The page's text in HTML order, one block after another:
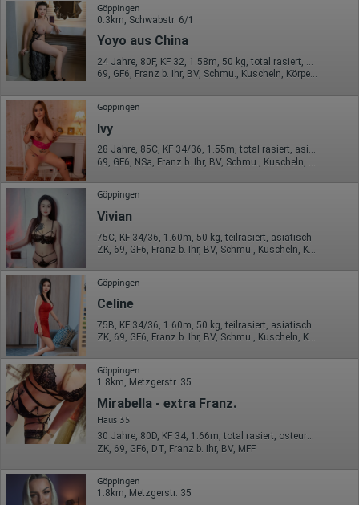
Göppingen
0.3km, Schwabstr. 6/1
Yoyo aus China
24 Jahre, 80F, KF 32, 1.58m, 50 kg, total rasiert, asiatisch
69, GF6, Franz b. Ihr, BV, Schmu., Kuscheln, Körperküs., DSa
Göppingen
Ivy
28 Jahre, 85C, KF 34/36, 1.55m, total rasiert, asiatisch
Göppingen
Vivian
75C, KF 34/36, 1.60m, 50 kg, teilrasiert, asiatisch
ZK, 69, GF6, Franz b. Ihr, BV, Schmu., Kuscheln, Körperküs.
Göppingen
Celine
75B, KF 34/36, 1.60m, 50 kg, teilrasiert, asiatisch
ZK, 69, GF6, Franz b. Ihr, BV, Schmu., Kuscheln, Körperküs.
Göppingen
1.8km, Metzgerstr. 35
Mirabella - extra Franz.
Haus 35
30 Jahre, 80D, KF 34, 1.66m, total rasiert, osteuropäisch
ZK, 69, GF6, DT, Franz b. Ihr, BV, MFF
Göppingen
1.8km, Metzgerstr. 35